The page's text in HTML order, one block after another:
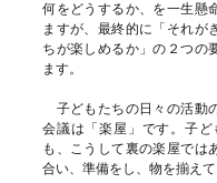
何をどうするか、を一生懸
ますが、最終的に「それが
ちが楽しめるか」の２つの
ます。
子どもたちの日々の活動
会議は「楽屋」です。子
も、こうして裏の楽屋では
合い、準備をし、物を揃えて